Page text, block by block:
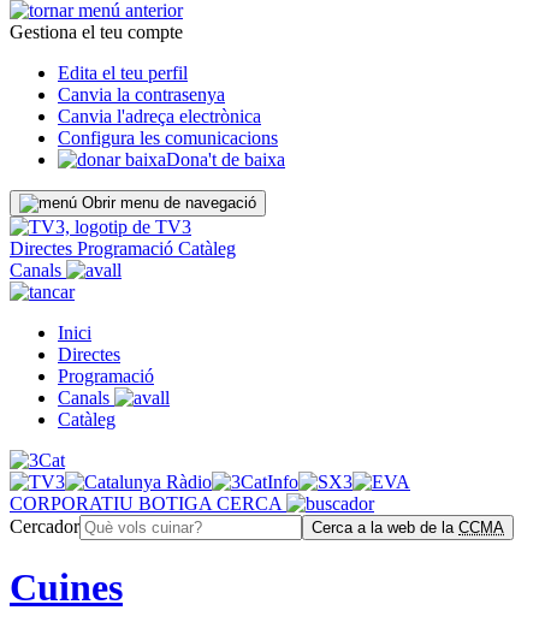
Gestiona el teu compte
Edita el teu perfil
Canvia la contrasenya
Canvia l'adreça electrònica
Configura les comunicacions
Dona't de baixa
Obrir menu de navegació
Directes Programació Catàleg
Canals
Inici
Directes
Programació
Canals
Catàleg
CORPORATIU BOTIGA CERCA
Cercador
Cerca a la web de la CCMA
Cuines